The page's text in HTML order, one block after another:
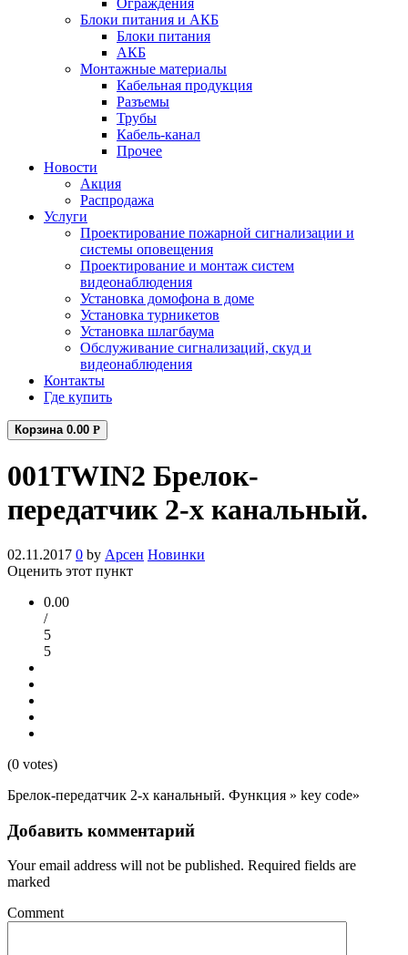
Ограждения
Блоки питания и АКБ
Блоки питания
АКБ
Монтажные материалы
Кабельная продукция
Разъемы
Трубы
Кабель-канал
Прочее
Новости
Акция
Распродажа
Услуги
Проектирование пожарной сигнализации и
системы оповещения
Проектирование и монтаж систем
видеонаблюдения
Установка домофона в доме
Установка турникетов
Установка шлагбаума
Обслуживание сигнализаций, скуд и
видеонаблюдения
Контакты
Где купить
Корзина 0.00 Р
001TWIN2 Брелок-
передатчик 2-х канальный.
02.11.2017 0 by Арсен Новинки
Оценить этот пункт
0.00
/
5
5
(0 votes)
Брелок-передатчик 2-х канальный. Функция » key code»
Добавить комментарий
Your email address will not be published. Required fields are
marked
Comment